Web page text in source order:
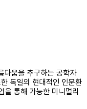
다움을 추구하는 공학자
독일의 현대적인 인문환
통해 가능한 미니멀리